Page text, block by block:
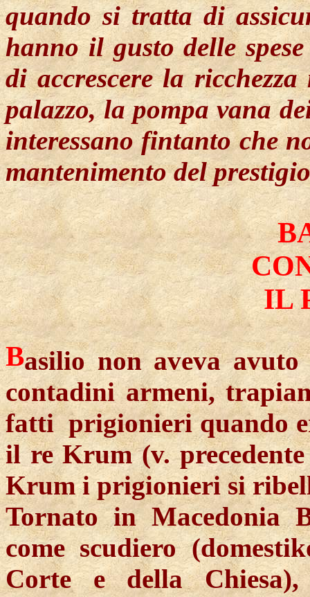
quando si tratta di
hanno il gusto delle
di accrescere la
palazzo, la pompa vana
interessano fintanto che
mantenimento del
IL
Basilio non aveva
contadini armeni,
fatti prigionieri quando
il re Krum (v.
Krum i prigionieri si
Tornato in Macedonia
come scudiero
Corte e della